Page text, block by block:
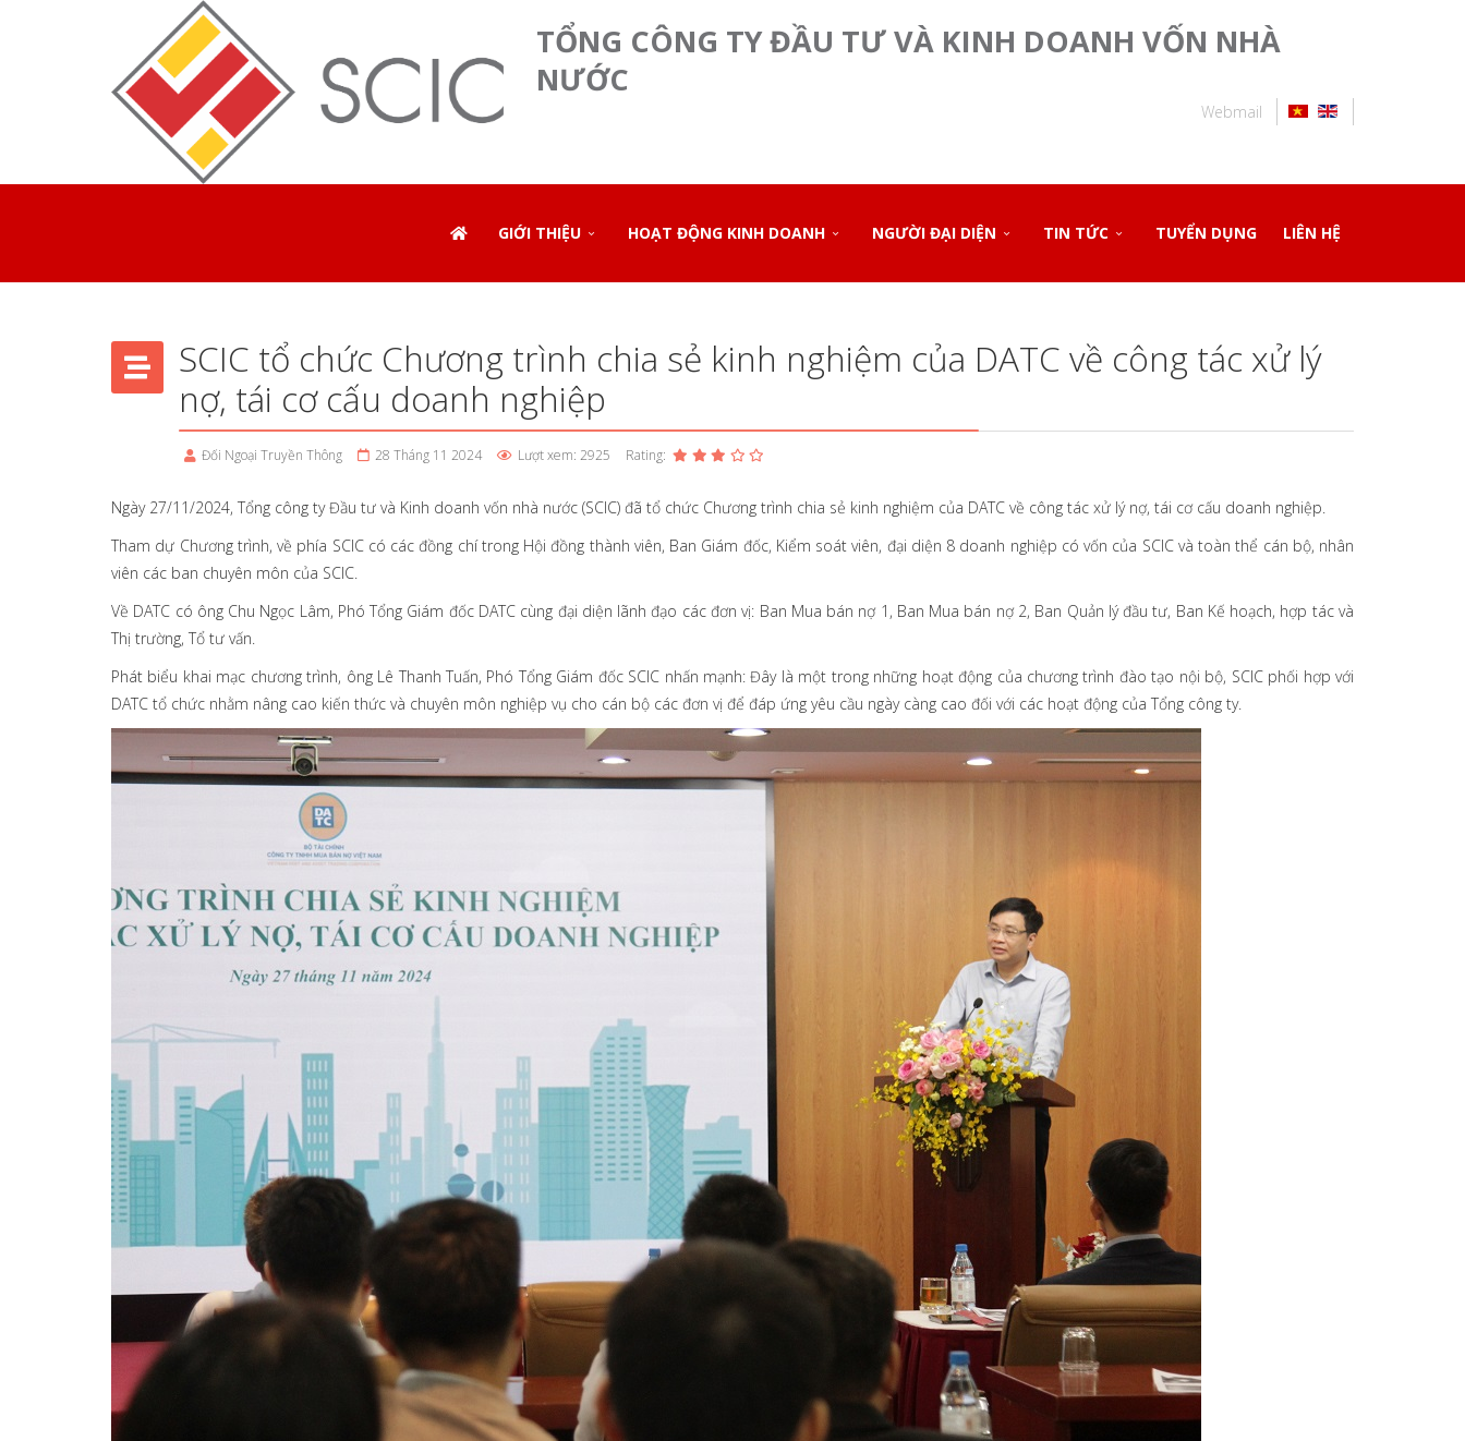
TỔNG CÔNG TY ĐẦU TƯ VÀ KINH DOANH VỐN NHÀ
NƯỚC
Webmail
GIỚI THIỆU HOẠT ĐỘNG KINH DOANH NGƯỜI ĐẠI DIỆN TIN TỨC TUYỂN DỤNG LIÊN HỆ
SCIC tổ chức Chương trình chia sẻ kinh nghiệm của DATC về công tác xử lý
nợ, tái cơ cấu doanh nghiệp
Đối Ngoại Truyền Thông 28 Tháng 11 2024 Lượt xem: 2925 Rating:
Ngày 27/11/2024, Tổng công ty Đầu tư và Kinh doanh vốn nhà nước (SCIC) đã tổ chức Chương trình chia sẻ kinh nghiệm của DATC về công tác xử lý nợ, tái cơ cấu doanh nghiệp.
Tham dự Chương trình, về phía SCIC có các đồng chí trong Hội đồng thành viên, Ban Giám đốc, Kiểm soát viên, đại diện 8 doanh nghiệp có vốn của SCIC và toàn thể cán bộ, nhân
viên các ban chuyên môn của SCIC.
Về DATC có ông Chu Ngọc Lâm, Phó Tổng Giám đốc DATC cùng đại diện lãnh đạo các đơn vị: Ban Mua bán nợ 1, Ban Mua bán nợ 2, Ban Quản lý đầu tư, Ban Kế hoạch, hợp tác và
Thị trường, Tổ tư vấn​.
Phát biểu khai mạc chương trình, ông Lê Thanh Tuấn, Phó Tổng Giám đốc SCIC nhấn mạnh: Đây là một trong những hoạt động của chương trình đào tạo nội bộ, SCIC phối hợp với
DATC tổ chức nhằm nâng cao kiến thức và chuyên môn nghiệp vụ cho cán bộ các đơn vị để đáp ứng yêu cầu ngày càng cao đối với các hoạt động của Tổng công ty.